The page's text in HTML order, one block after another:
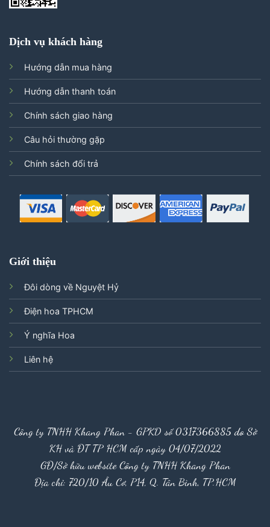
Dịch vụ khách hàng
Hướng dẫn mua hàng
Hướng dẫn thanh toán
Chính sách giao hàng
Câu hỏi thường gặp
Chính sách đổi trả
Giới thiệu
Đôi dòng về Nguyệt Hỷ
Điện hoa TPHCM
Ý nghĩa Hoa
Liên hệ
Công ty TNHH Khang Phan - GPKD số 0317366885 do Sở
KH và ĐT TP HCM cấp ngày 04/07/2022
GĐ/Sở hữu website Công ty TNHH Khang Phan
Địa chỉ: 720/10 Âu Cơ, P14, Q. Tân Bình, TP.HCM